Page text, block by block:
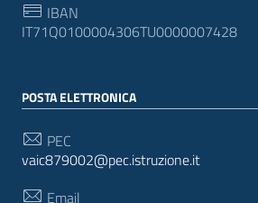
IBAN
IT71Q0100004306TU0000007428
POSTA ELETTRONICA
PEC
vaic879002@pec.istruzione.it
Email